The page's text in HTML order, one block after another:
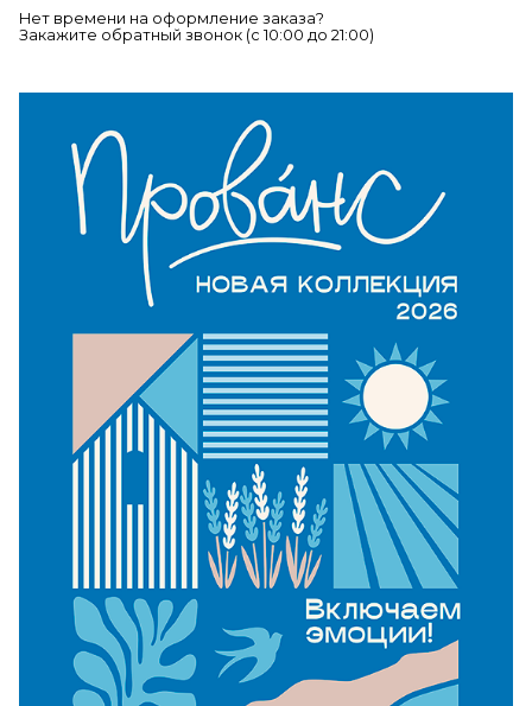
Нет времени на оформление заказа?
Закажите обратный звонок (c 10:00 до 21:00)